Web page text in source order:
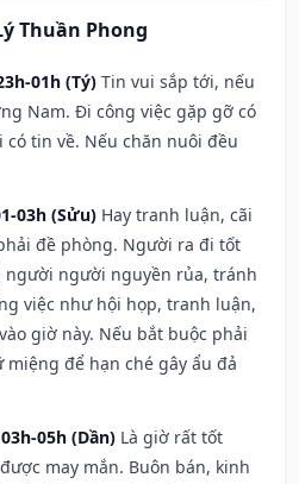
Thuần Phong
01h (Tý) Tin vui sắp tới, nếu
Nam. Đi công việc gặp gỡ có
tin về. Nếu chăn nuôi đều
03h (Sửu) Hay tranh luận, cãi
đề phòng. Người ra đi tốt
người người nguyền rủa, tránh
việc như hội họp, tranh luận,
giờ này. Nếu bắt buộc phải
để hạn ché gây ẩu đả
05h (Dần) Là giờ rất tốt
may mắn. Buôn bán, kinh